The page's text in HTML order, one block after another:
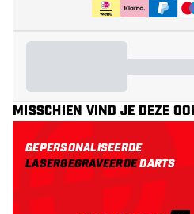
MISSCHIEN VIND JE DEZE
GEPERSONALISEERDE
LASERGEGRAVEERDEDARTS